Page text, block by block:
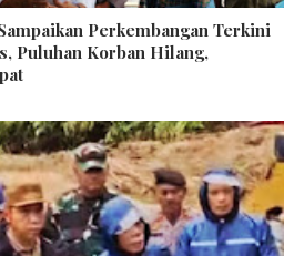
Perkembangan Terkini
Puluhan Korban Hilang,